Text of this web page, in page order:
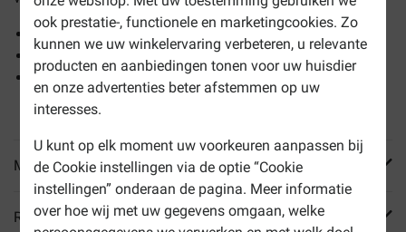
ook prestatie-, functionele en marketingcookies. Zo
kunnen we uw winkelervaring verbeteren, u relevante
producten en aanbiedingen tonen voor uw huisdier
en onze advertenties beter afstemmen op uw
interesses.
U kunt op elk moment uw voorkeuren aanpassen bij
de Cookie instellingen via de optie “Cookie
instellingen” onderaan de pagina. Meer informatie
over hoe wij met uw gegevens omgaan, welke
Een gezonde groei
De natuurlijke afweer en spijsvertering
Combineer met Royal Canin Kitten natvoer in gravy
kunt u hierboven
apart bij bestellen.
Meer informatie
Reviews